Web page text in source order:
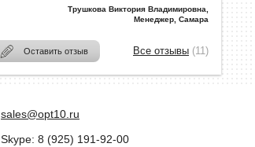
Трушкова Виктория Владимировна
Менеджер, Самара
Оставить отзыв Все отзывы (11)
sales@opt10.ru
Skype: 8 (925) 191-92-00